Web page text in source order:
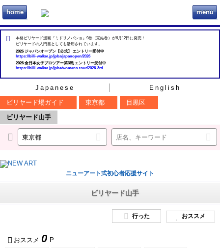
home ビリヲカ menu
本格ビリヤード漫画『ミドリノバショ』9巻（完結巻）が6月12日に発売！
ビリヤードの入門書としても活用されています。
2026 ジャパンオープン【公式】 エントリー受付中
https://billi-walker.jp/jpba/japanopen/2026
2026 全日本女子プロツアー第3戦 エントリー受付中
https://billi-walker.jp/jpba/womens-tour/2026-3rd
Japanese
English
ビリヤード場ガイド
東京都
目黒区
ビリヤード山手
ニューアート式初心者応援サイト
ビリヤード山手
行った おススメ
おススメ 0 P